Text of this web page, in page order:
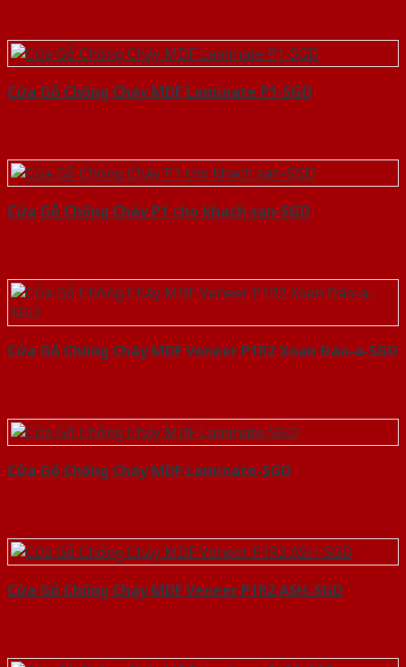
Cửa Gỗ Chống Cháy MDF Laminate P1-SGD
Cửa Gỗ Chống Cháy P1 cho khach san-SGD
Cửa Gỗ Chống Cháy MDF Veneer P1R2 Xoan Đào-a-SGD
Cửa Gỗ Chống Cháy MDF Laminate-SGD
Cửa Gỗ Chống Cháy MDF Veneer P1R2 ASH-SGD